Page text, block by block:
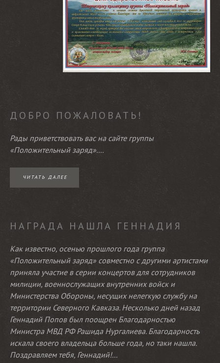
ДОБРО ПОЖАЛОВАТЬ!
Рады приветствовать вас на сайте группы
«Положительный заряд»....
ЧИТАТЬ ДАЛЕЕ
НАГРАДА НАШЛА ГЕННАДИЯ
Как известно, осенью прошлого года группа
«Положительный заряд» совместно с другими артистами
приняла участие в серии концертов для сотрудников
милиции, военнослужащих внутренних войск и
Министерства Обороны, несущих нелегкую службу на
территории Северного Кавказа. Несколько дней назад
Геннадий Попов был поощрен Благодарностью
Министра МВД РФ Рашида Нургалиева. Благодарность
искала своего владельца больше года, но таки нашла.
Поздравляем тебя, Геннадий!...